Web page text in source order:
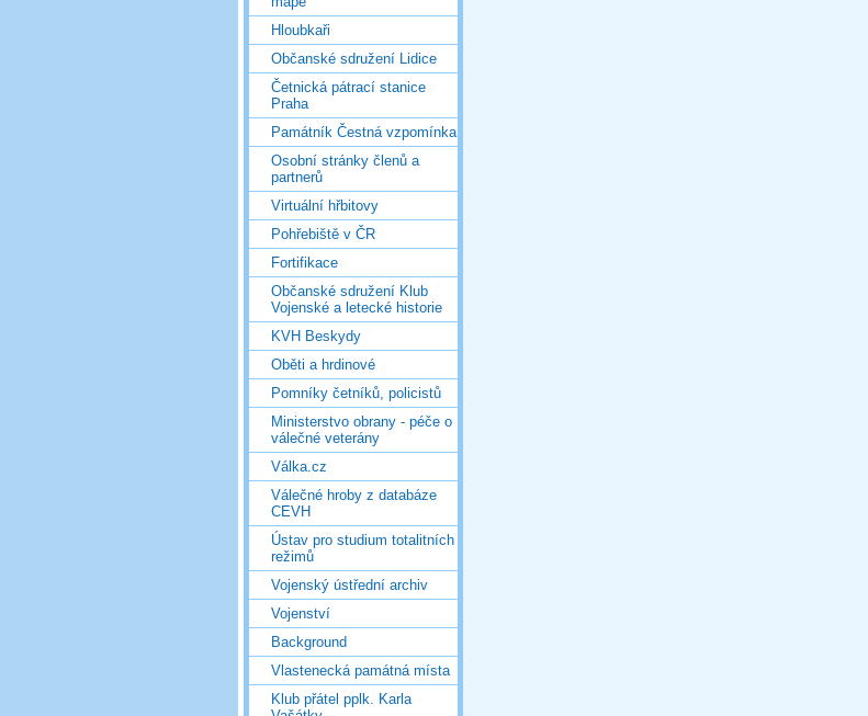
Hloubkaři
Občanské sdružení Lidice
Četnická pátrací stanice
Praha
Památník Čestná vzpomínka
Osobní stránky členů a
partnerů
Virtuální hřbitovy
Pohřebiště v ČR
Fortifikace
Občanské sdružení Klub
Vojenské a letecké historie
KVH Beskydy
Oběti a hrdinové
Pomníky četníků, policistů
Ministerstvo obrany - péče o
válečné veterány
Válka.cz
Válečné hroby z databáze
CEVH
Ústav pro studium totalitních
režimů
Vojenský ústřední archiv
Vojenství
Background
Vlastenecká památná místa
Klub přátel pplk. Karla